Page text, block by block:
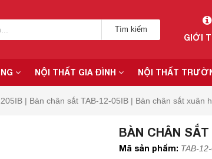
Tìm kiếm
GIỚI
NỘI THẤT GIA ĐÌNH NỘI THẤT
| Bàn chân sắt TAB-12-05IB | Bàn chân sắt xuân
BÀN CHÂN
Mã sản phẩm: TAB-